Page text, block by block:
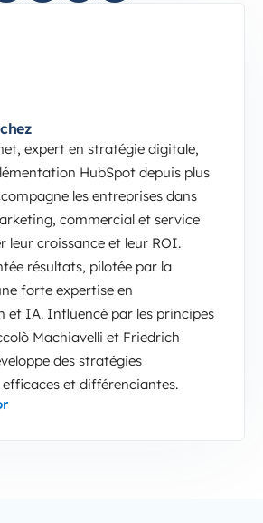
expert en stratégie digitale,
HubSpot depuis plus
les entreprises dans
commercial et service
leur croissance et leur ROI.
résultats, pilotée par la
forte expertise en
et IA. Influencé par les principes
Machiavelli et Friedrich
des stratégies
et différenciantes.